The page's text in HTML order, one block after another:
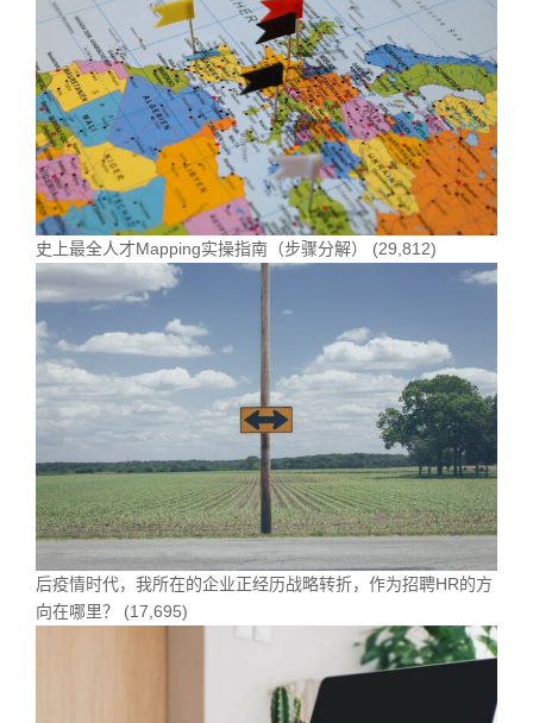
史上最全人才Mapping实操指南（步骤分解） (29,812)
后疫情时代，我所在的企业正经历战略转折，作为招聘HR的方
向在哪里？
(17,695)